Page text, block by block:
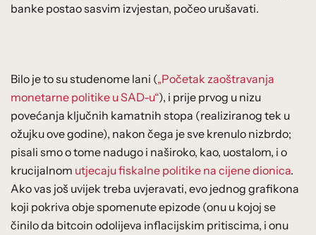
banke postao sasvim izvjestan, počeo urušavati.
Bilo je to su studenome lani („Početak zaoštravanja
monetarne politike u SAD-u“), i prije prvog u nizu
povećanja ključnih kamatnih stopa (realiziranog tek u
ožujku ove godine), nakon čega je sve krenulo nizbrdo;
pisali smo o tome nadugo i naširoko, kao, uostalom, i o
krucijalnom utjecaju fiskalne politike na cijene dionica.
Ako vas još uvijek treba uvjeravati, evo jednog grafikona
koji pokriva obje spomenute epizode (onu u kojoj se
činilo da bitcoin odolijeva inflacijskim pritiscima, i onu